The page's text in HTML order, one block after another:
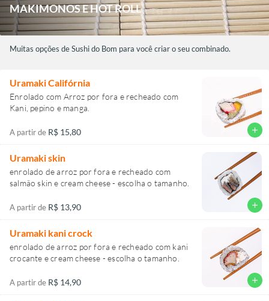
MAKIMONOS E HOT ROLL
Muitas opções de Sushi do Bom para você criar o seu combinado.
Uramaki Califórnia
Enrolado com Arroz por fora e recheado com
Kani, pepino e manga.
A partir de R$ 15,80 add
Uramaki skin
enrolado de arroz por fora e recheado com
salmão skin e cream cheese - escolha o tamanho.
A partir de R$ 13,90 add
Uramaki kani crock
enrolado de arroz por fora e recheado com kani
crocante e cream cheese - escolha o tamanho.
A partir de R$ 14,90 add